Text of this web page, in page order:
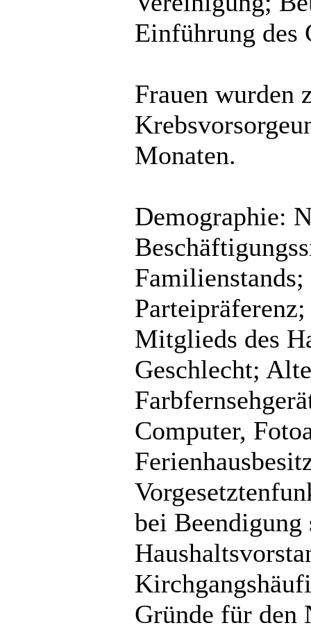
Einführung des
Frauen wurden
Monaten.
Demographie:
Mitglieds des
Geschlecht;
Computer,
bei
Gründe für den